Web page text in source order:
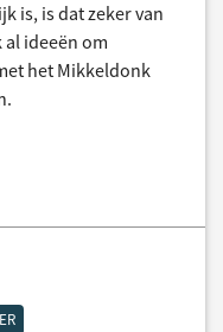
is, is dat zeker van
ideeën om
het Mikkeldonk